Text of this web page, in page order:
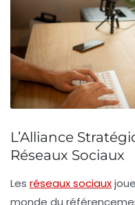
L’Alliance
Réseaux Sociaux
Les réseaux sociaux
monde du